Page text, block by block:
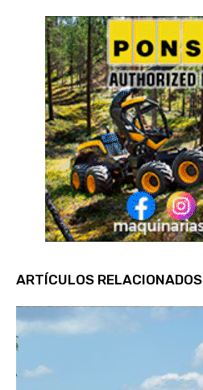
ARTÍCULOS RELACIONADOS